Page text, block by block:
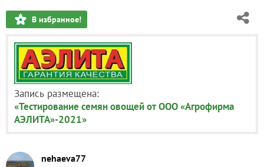
В избранное!
Запись размещена:
«Тестирование семян овощей от ООО «Агрофирма
АЭЛИТА»-2021»
nehaeva77